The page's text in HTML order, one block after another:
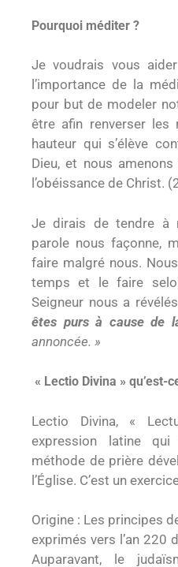
Pourquoi méditer ?
Je voudrais vous
l’importance de la
pour but de modeler
être afin renverser les
hauteur qui s’élève
Dieu, et nous
l’obéissance de Christ.
Je dirais de tendre à
parole nous façonne,
faire malgré nous.
temps et le faire
Seigneur nous a
êtes purs à cause de
annoncée. »
« Lectio Divina » qu’est-
Lectio Divina, «
expression latine
méthode de prière
l’Église. C’est un
Origine : Les principes
exprimés vers l’an 220
Auparavant, le